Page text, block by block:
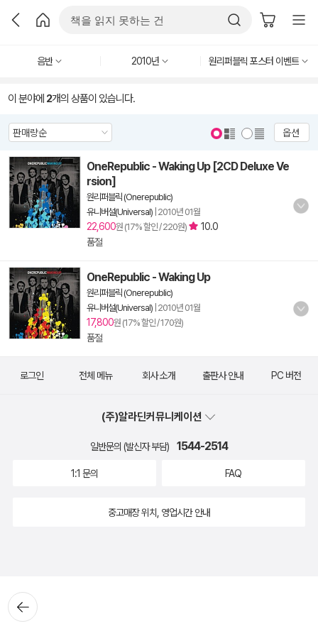
음반 2010년 원리퍼블릭 포스터 이벤트
이 분야에 2개의 상품이 있습니다.
옵션
OneRepublic - Waking Up [2CD Deluxe Ve
rsion]
원리퍼블릭 (Onerepublic)
유니버설(Universal) 2010년 01월
22,600원 (17% 할인 / 220원)
10.0
품절
OneRepublic - Waking Up
원리퍼블릭 (Onerepublic)
유니버설(Universal) 2010년 01월
17,800원 (17% 할인 / 170원)
품절
뒤로가
기
로그인 전체 메뉴 회사 소개 출판사 안내 PC 버전
(주)알라딘커뮤니케이션
일반문의 (발신자 부담) 1544-2514
1:1 문의 FAQ
중고매장 위치, 영업시간 안내